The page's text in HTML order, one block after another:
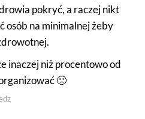
pokryć, a raczej nikt
osób na minimalnej żeby
inaczej niż procentowo od
🙁